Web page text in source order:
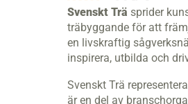
Svenskt Trä sprider
träbyggande för att
en livskraftig
inspirera, utbilda och
Svenskt Trä
är en del av